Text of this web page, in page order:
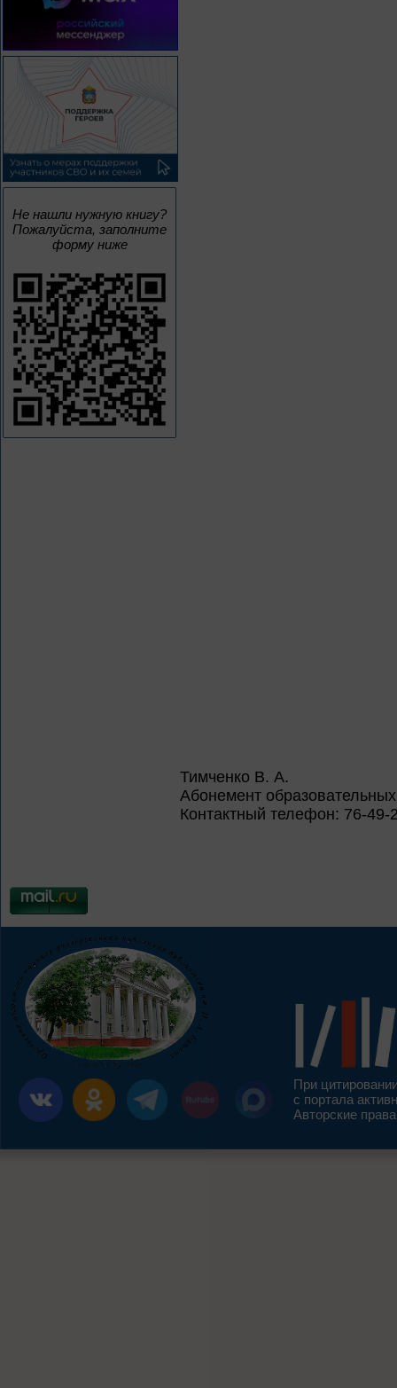
Не нашли нужную книгу?
Пожалуйста, заполните
форму ниже
Тимченко В. А.
Абонемент образовательных
Контактный телефон: 76-49-
При
с портала
Авторские